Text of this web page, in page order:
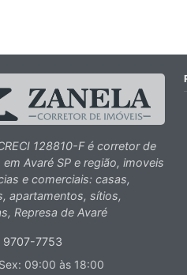
128810-F é corretor de
em Avaré SP e região, imoveis
e comerciais: casas,
apartamentos, sítios,
Represa de Avaré
9707-7753
09:00 às 18:00